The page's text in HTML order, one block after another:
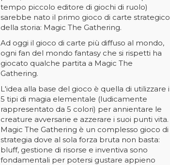
tempo piccolo editore di giochi di ruolo)
sarebbe nato il primo gioco di carte strategico
della storia: Magic The Gathering.
Ad oggi il gioco di carte più diffuso al mondo,
ogni fan del mondo fantasy che si rispetti ha
giocato qualche partita a Magic The
Gathering.
L'idea alla base del gioco è quella di utilizzare i
5 tipi di magia elementale (ludicamente
rappresentato da 5 colori) per annientare le
creature avversarie e azzerare i suoi punti vita.
Magic The Gathering è un complesso gioco di
strategia dove al sola forza bruta non basta:
bluff, gestione di risorse e inventiva sono
fondamentali per potersi gustare appieno